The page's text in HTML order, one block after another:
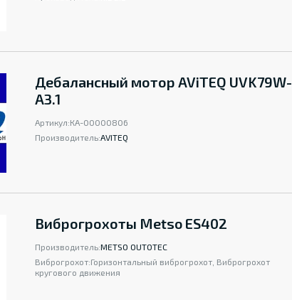
Дебалансный мотор AViTEQ UVK79W-
A3.1
Артикул:КА-00000806
Производитель:AVITEQ
Виброгрохоты Metso ES402
Производитель:METSO OUTOTEC
Виброгрохот:Горизонтальный виброгрохот, Виброгрохот
кругового движения